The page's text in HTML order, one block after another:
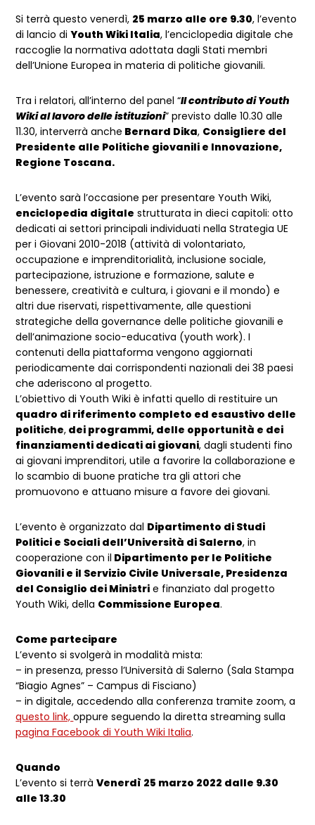
Si terrà questo venerdì, 25 marzo alle ore 9.30, l’evento
di lancio diYouth Wiki Italia, l’enciclopedia digitale che
raccoglie la normativa adottata dagli Stati membri
dell’Unione Europea in materia di politiche giovanili.
Tra i relatori, all’interno del panel “Il contributo di Youth
Wiki al lavoro delle istituzioni” previsto dalle 10.30 alle
11.30, interverrà anche Bernard Dika, Consigliere del
Presidente alle Politiche giovanili e Innovazione,
Regione Toscana.
L’evento sarà l’occasione per presentare Youth Wiki,
enciclopedia digitale strutturata in dieci capitoli: otto
dedicati ai settori principali individuati nella Strategia UE
per i Giovani 2010-2018 (attività di volontariato,
occupazione e imprenditorialità, inclusione sociale,
partecipazione, istruzione e formazione, salute e
benessere, creatività e cultura, i giovani e il mondo) e
altri due riservati, rispettivamente, alle questioni
strategiche della governance delle politiche giovanili e
dell’animazione socio-educativa (youth work). I
contenuti della piattaforma vengono aggiornati
periodicamente dai corrispondenti nazionali dei 38 paesi
che aderiscono al progetto.
L’obiettivo di Youth Wiki è infatti quello di restituire un
quadro di riferimento completo ed esaustivo delle
politiche, dei programmi, delle opportunità e dei
finanziamenti dedicati ai giovani, dagli studenti fino
ai giovani imprenditori, utile a favorire la collaborazione e
lo scambio di buone pratiche tra gli attori che
promuovono e attuano misure a favore dei giovani.
L’evento è organizzato dal Dipartimento di Studi
Politici e Sociali dell’Università di Salerno, in
cooperazione con il Dipartimento per le Politiche
Giovanili e il Servizio Civile Universale, Presidenza
del Consiglio dei Ministri e finanziato dal progetto
Youth Wiki, della Commissione Europea.
Come partecipare
L’evento si svolgerà in modalità mista:
– in presenza, presso l’Università di Salerno (Sala Stampa
“Biagio Agnes” – Campus di Fisciano)
– in digitale, accedendo alla conferenza tramite zoom, a
questo link,oppure seguendo la diretta streaming sulla
pagina Facebook di Youth Wiki Italia.
Quando
L’evento si terràVenerdì 25 marzo 2022 dalle 9.30
alle 13.30